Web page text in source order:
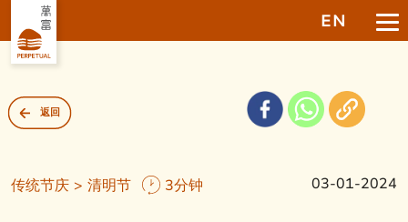
EN
返回
传统节庆 > 清明节 3分钟 03-01-2024